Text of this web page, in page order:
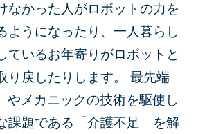
なかった人がロボットの力を
ようになったり、一人暮らし
ているお年寄りがロボットと
り戻したりします。 最先端
やメカニックの技術を駆使し
課題である「介護不足」を解